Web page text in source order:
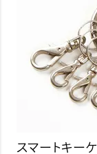
スマートキー